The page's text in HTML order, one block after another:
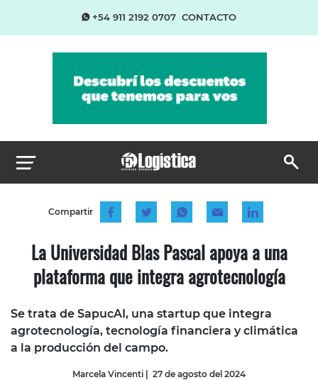
+54 911 2192 0707 CONTACTO
Compartir
La Universidad Blas Pascal apoya a una
plataforma que integra agrotecnología
Se trata de SapucAI, una startup que integra
agrotecnología, tecnología financiera y climática
a la producción del campo.
Marcela Vincenti | 27 de agosto del 2024